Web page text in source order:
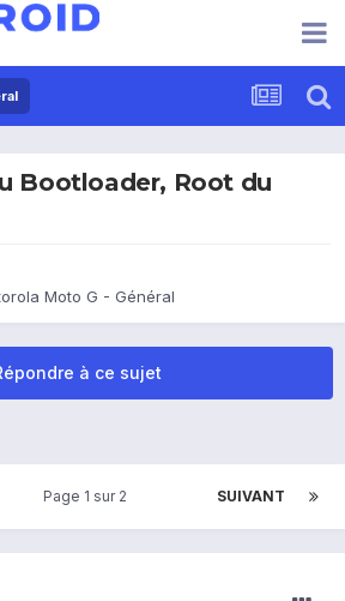
Bootloader, Root du
Moto G - Général
à ce sujet
SUIVANT
Page 1 sur 2